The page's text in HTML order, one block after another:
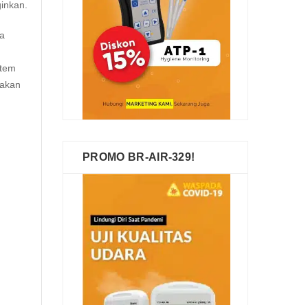
PROMO BR-AIR-329!